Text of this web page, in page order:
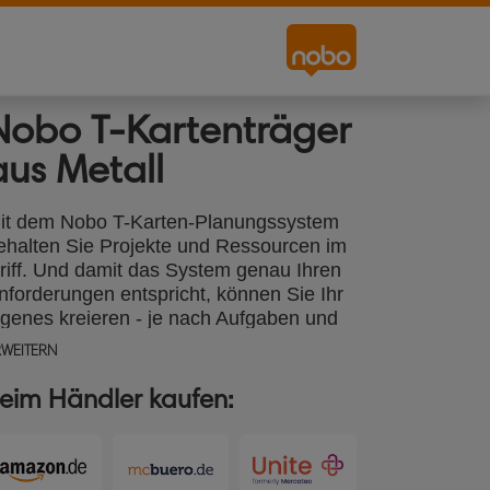
T-Kartenträger
Metall
dem Nobo T-Karten-Planungssystem
Sie Projekte und Ressourcen im
Und damit das System genau Ihren
entspricht, können Sie Ihr
kreieren - je nach Aufgaben und
die Sie organisieren wollen. Für
und Rahmenprofile einzeln
werden. Die
am oberen und unteren
Händler kaufen: